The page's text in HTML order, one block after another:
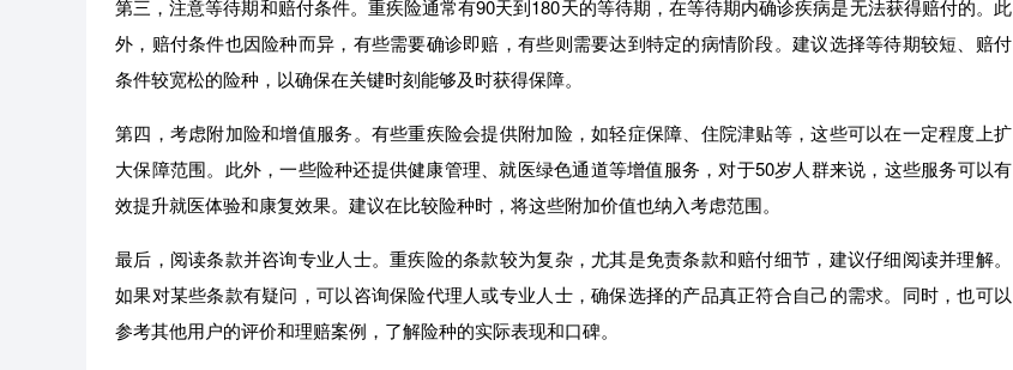
第三，注意等待期和赔付条件。重疾险通常有90天到180天的等待期，在等待期内确诊疾病是无法获得赔付的。此
外，赔付条件也因险种而异，有些需要确诊即赔，有些则需要达到特定的病情阶段。建议选择等待期较短、赔付
条件较宽松的险种，以确保在关键时刻能够及时获得保障。
第四，考虑附加险和增值服务。有些重疾险会提供附加险，如轻症保障、住院津贴等，这些可以在一定程度上扩
大保障范围。此外，一些险种还提供健康管理、就医绿色通道等增值服务，对于50岁人群来说，这些服务可以有
效提升就医体验和康复效果。建议在比较险种时，将这些附加价值也纳入考虑范围。
最后，阅读条款并咨询专业人士。重疾险的条款较为复杂，尤其是免责条款和赔付细节，建议仔细阅读并理解。
如果对某些条款有疑问，可以咨询保险代理人或专业人士，确保选择的产品真正符合自己的需求。同时，也可以
参考其他用户的评价和理赔案例，了解险种的实际表现和口碑。